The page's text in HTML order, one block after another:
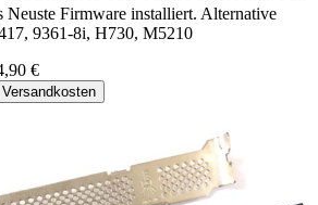
Firmware installiert. Alternative
9361-8i, H730, M5210
€